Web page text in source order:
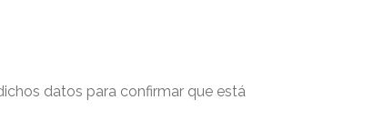
datos para confirmar que está